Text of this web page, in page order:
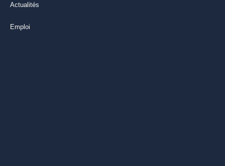
Actualités
Emploi